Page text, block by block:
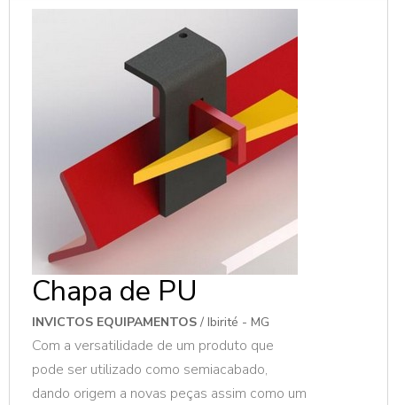
Chapa de PU
INVICTOS EQUIPAMENTOS / Ibirité - MG
Com a versatilidade de um produto que
pode ser utilizado como semiacabado,
dando origem a novas peças assim como um